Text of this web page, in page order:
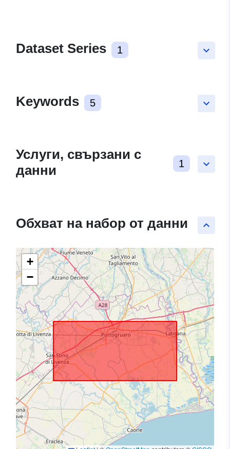
keyboard_arrow_down
Dataset Series 1
keyboard_arrow_down
Keywords 5
keyboard_arrow_down
Услуги, свързани с
данни
1
keyboard_arrow_up
Обхват на набор от данни
+
−